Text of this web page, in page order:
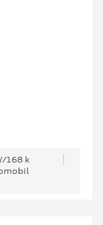
168 k